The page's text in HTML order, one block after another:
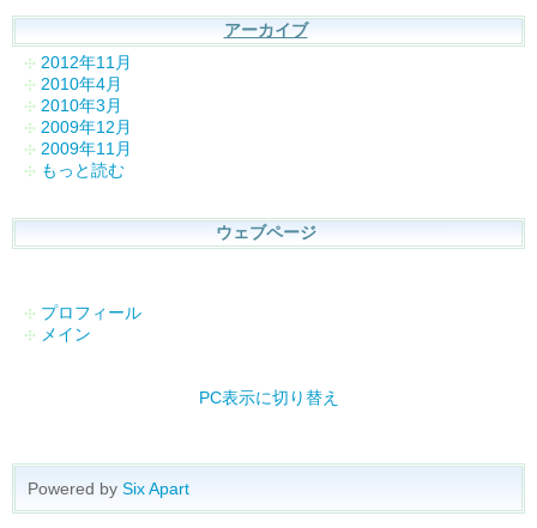
アーカイブ
2012年11月
2010年4月
2010年3月
2009年12月
2009年11月
もっと読む
ウェブページ
プロフィール
メイン
PC表示に切り替え
Powered by Six Apart